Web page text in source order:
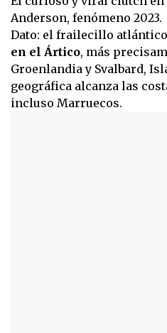
Anderson, fenómeno 2023.
Dato: el frailecillo atlántico
en el Ártico, más
Groenlandia y Svalbard,
geográfica alcanza las
incluso Marruecos.